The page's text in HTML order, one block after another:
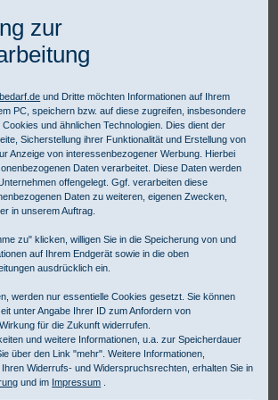
Allgemeine Diagnostik
Automatische Blutdruckmessgeräte
zur
und Dritte möchten Informationen auf Ihrem
PC, speichern bzw. auf diese zugreifen, insbesondere
und ähnlichen Technologien. Dies dient der
Sicherstellung ihrer Funktionalität und Erstellung von
Anzeige von interessenbezogener Werbung. Hierbei
Daten verarbeitet. Diese Daten werden
offengelegt. Ggf. verarbeiten diese
Daten zu weiteren, eigenen Zwecken,
in unserem Auftrag.
zu" klicken, willigen Sie in die Speicherung von und
auf Ihrem Endgerät sowie in die oben
ausdrücklich ein.
werden nur essentielle Cookies gesetzt. Sie können
unter Angabe Ihrer ID zum Anfordern von
für die Zukunft widerrufen.
und weitere Informationen, u.a. zur Speicherdauer
über den Link "mehr". Weitere Informationen,
Widerrufs- und Widerspruchsrechten, erhalten Sie in
und im Impressum